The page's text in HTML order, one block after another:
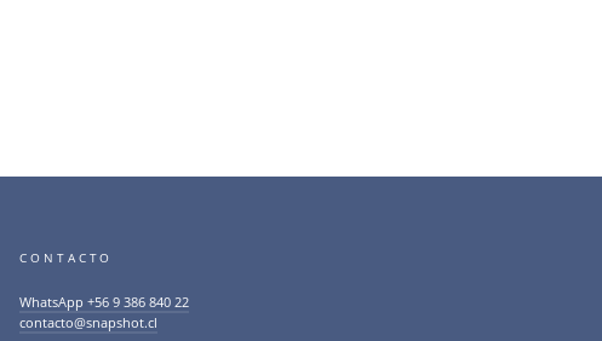
CONTACTO
WhatsApp +56 9 386 840 22
contacto@snapshot.cl